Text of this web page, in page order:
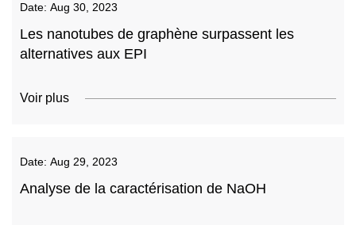
Date: Aug 30, 2023
Les nanotubes de graphène surpassent les
alternatives aux EPI
Voir plus
Date: Aug 29, 2023
Analyse de la caractérisation de NaOH